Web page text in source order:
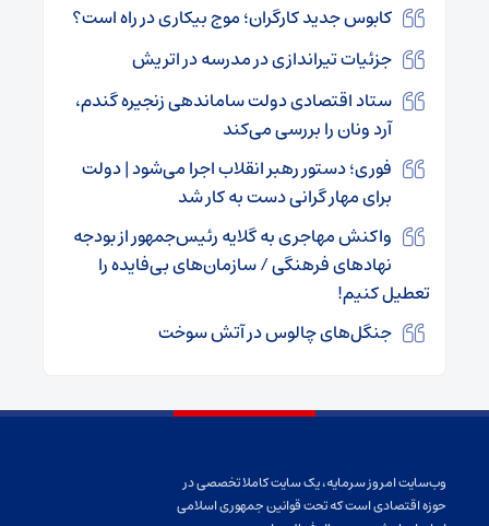
کابوس جدید کارگران؛ موج بیکاری در راه است؟
جزئیات تیراندازی در مدرسه‌ در اتریش
ستاد اقتصادی دولت ساماندهی زنجیره گندم،
آرد ونان را بررسی می‌کند
فوری؛ دستور رهبر انقلاب اجرا می‌شود | دولت
برای مهار گرانی دست به کار شد
واکنش مهاجری به گلایه رئیس‌جمهور از بودجه
نهادهای فرهنگی / سازمان‌های بی‌فایده را
تعطیل کنیم!
جنگل‌های چالوس در آتش سوخت
وب‌سایت امروز سرمایه، یک سایت کاملا تخصصی در
حوزه اقتصادی است که تحت قوانین جمهوری اسلامی